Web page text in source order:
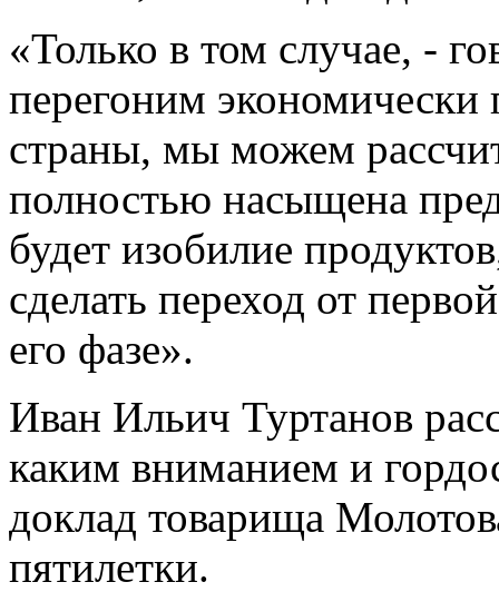
«Только в том случае, -
перегоним экономически
страны, мы можем
полностью насыщена
будет изобилие
сделать переход от
его фазе».
Иван Ильич Туртанов
каким вниманием и
доклад товарища
пятилетки.